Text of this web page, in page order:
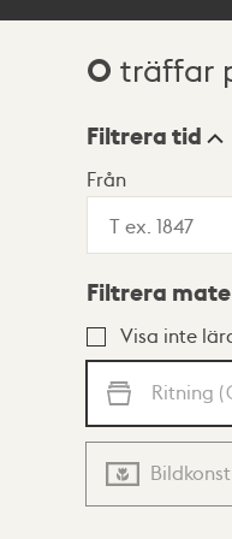
0 träffar
Visningsläge
Lista
Filtrera tid
Från
Filtrera
Visa inte
Ritning (
Bildkonst